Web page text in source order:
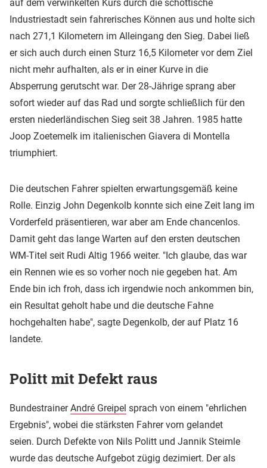
auf dem verwinkelten Kurs durch die schottische
Industriestadt sein fahrerisches Können aus und holte sich
nach 271,1 Kilometern im Alleingang den Sieg. Dabei ließ
er sich auch durch einen Sturz 16,5 Kilometer vor dem Ziel
nicht mehr aufhalten, als er in einer Kurve in die
Absperrung gerutscht war. Der 28-Jährige sprang aber
sofort wieder auf das Rad und sorgte schließlich für den
ersten niederländischen Sieg seit 38 Jahren. 1985 hatte
Joop Zoetemelk im italienischen Giavera di Montella
triumphiert.
Die deutschen Fahrer spielten erwartungsgemäß keine
Rolle. Einzig John Degenkolb konnte sich eine Zeit lang im
Vorderfeld präsentieren, war aber am Ende chancenlos.
Damit geht das lange Warten auf den ersten deutschen
WM-Titel seit Rudi Altig 1966 weiter. "Ich glaube, das war
ein Rennen wie es so vorher noch nie gegeben hat. Am
Ende bin ich froh, dass ich irgendwie noch ankommen bin,
ein Resultat geholt habe und die deutsche Fahne
hochgehalten habe", sagte Degenkolb, der auf Platz 16
landete.
Politt mit Defekt raus
BundestrainerAndré Greipel sprach von einem "ehrlichen
Ergebnis", wobei die stärksten Fahrer vorn gelandet
seien. Durch Defekte von Nils Politt und Jannik Steimle
wurde das deutsche Aufgebot zügig dezimiert. Der als